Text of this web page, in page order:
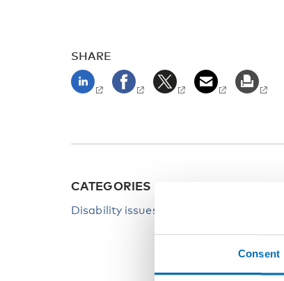
Consent
SHARE
CATEGORIES
Disability issues